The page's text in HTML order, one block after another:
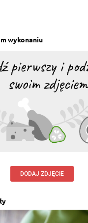
wykonaniu
DODAJ ZDJĘCIE